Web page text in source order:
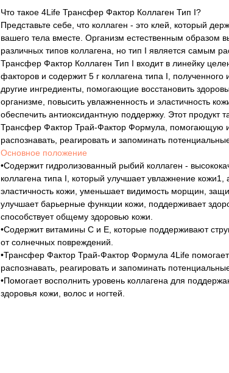
Что такое 4Life Трансфер Фактор Коллаген Тип I?
Представьте себе, что коллаген - это клей, который
вашего тела вместе. Организм естественным образом
различных типов коллагена, но тип I является самым
Трансфер Фактор Коллаген Тип I входит в линейку
факторов и содержит 5 г коллагена типа I, полученного
другие ингредиенты, помогающие восстановить
организме, повысить увлажненность и эластичность
обеспечить антиоксидантную поддержку. Этот продукт
Трансфер Фактор Трай-Фактор Формула, помогающую
распознавать, реагировать и запоминать
Основное положение
•Содержит гидролизованный рыбий коллаген -
коллагена типа I, который улучшает увлажнение кожи1,
эластичность кожи, уменьшает видимость морщин,
улучшает барьерные функции кожи, поддерживает
способствует общему здоровью кожи.
•Содержит витамины С и Е, которые поддерживают
от солнечных повреждений.
•Трансфер Фактор Трай-Фактор Формула 4Lifе
распознавать, реагировать и запоминать
•Помогает восполнить уровень коллагена для
здоровья кожи, волос и ногтей.